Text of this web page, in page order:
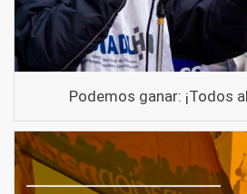
Podemos ganar: ¡Todos